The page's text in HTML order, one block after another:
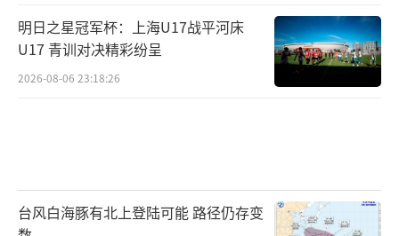
明日之星冠军杯：上海U17战平河床
U17 青训对决精彩纷呈
2026-08-06 23:18:26
台风白海豚有北上登陆可能 路径仍存变